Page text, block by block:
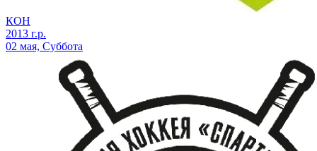
КОН
2013 г.р.
02 мая, Суббота